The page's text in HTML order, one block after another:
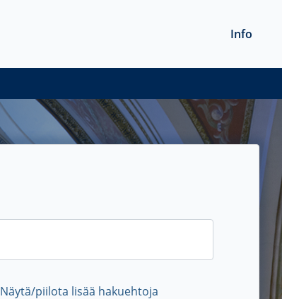
Info
Näytä/piilota lisää hakuehtoja